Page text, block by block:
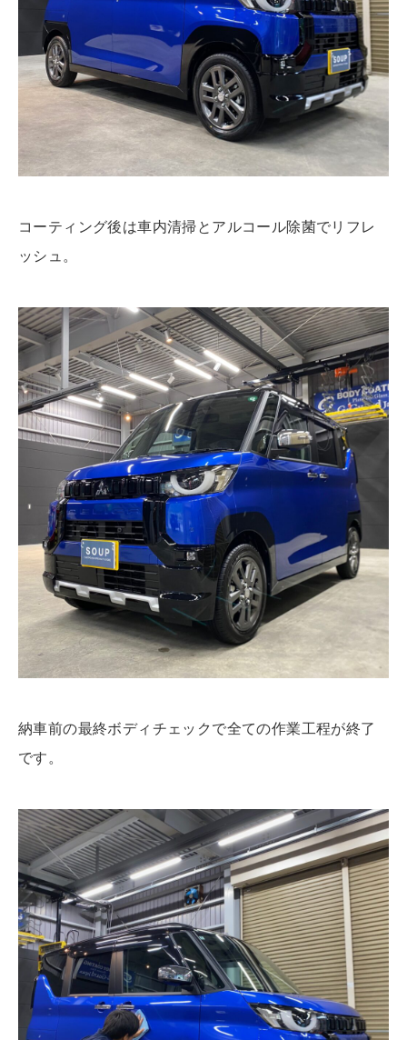
コーティング後は車内清掃とアルコール除菌でリフレ
ッシュ。
納車前の最終ボディチェックで全ての作業工程が終了
です。